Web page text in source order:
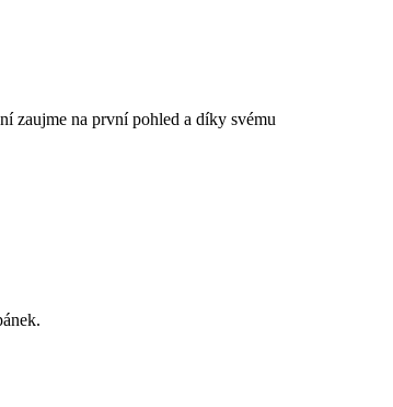
zaujme na první pohled a díky svému